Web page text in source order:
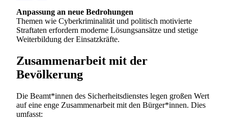
Anpassung an neue Bedrohungen
Themen wie Cyberkriminalität und politisch motivierte
Straftaten erfordern moderne Lösungsansätze und stetige
Weiterbildung der Einsatzkräfte.
Zusammenarbeit mit der
Bevölkerung
Die Beamt*innen des Sicherheitsdienstes legen großen Wert
auf eine enge Zusammenarbeit mit den Bürger*innen. Dies
umfasst: